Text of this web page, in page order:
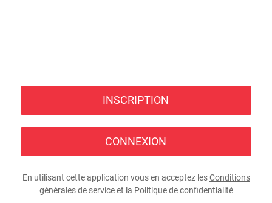
INSCRIPTION
CONNEXION
En utilisant cette application vous en acceptez lesConditions
générales de serviceet la Politique de confidentialité